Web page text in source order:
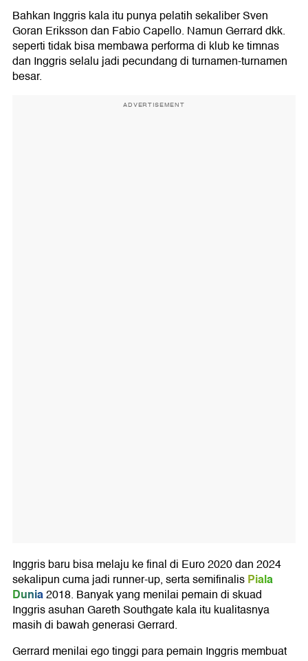
Bahkan Inggris kala itu punya pelatih sekaliber Sven
Goran Eriksson dan Fabio Capello. Namun Gerrard dkk.
seperti tidak bisa membawa performa di klub ke timnas
dan Inggris selalu jadi pecundang di turnamen-turnamen
besar.
ADVERTISEMENT
Inggris baru bisa melaju ke final di Euro 2020 dan 2024
sekalipun cuma jadi runner-up, serta semifinalisPiala
Dunia2018. Banyak yang menilai pemain di skuad
Inggris asuhan Gareth Southgate kala itu kualitasnya
masih di bawah generasi Gerrard.
Gerrard menilai ego tinggi para pemain Inggris membuat